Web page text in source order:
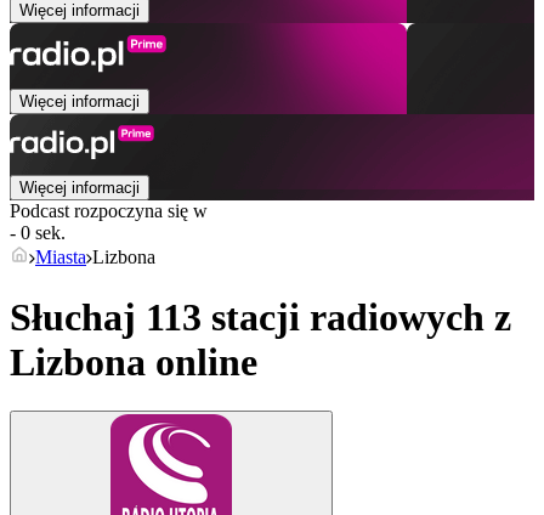
Więcej informacji
Więcej informacji
Więcej informacji
Podcast rozpoczyna się w
- 0 sek.
Miasta Lizbona
Słuchaj 113 stacji radiowych z
Lizbona online